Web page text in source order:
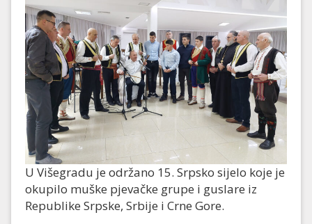
U Višegradu je održano 15. Srpsko sijelo koje je
okupilo muške pjevačke grupe i guslare iz
Republike Srpske, Srbije i Crne Gore.